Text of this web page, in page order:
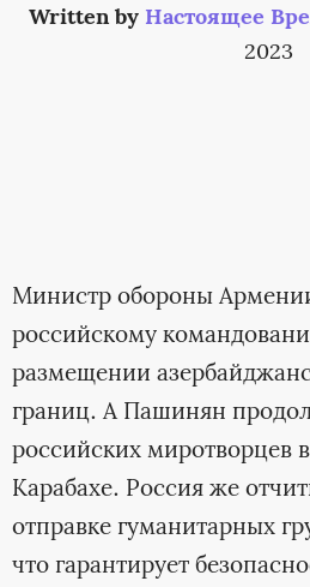
Written by Настоящее
2023
Министр обороны
российскому
размещении
границ. А Пашинян
российских миротворцев
Карабахе. Россия же
отправке гуманитарных
что гарантирует